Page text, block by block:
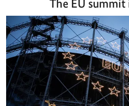
The EU